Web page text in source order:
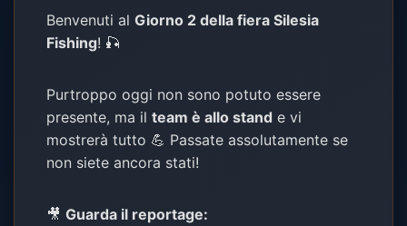
Benvenuti alGiorno 2 della fiera Silesia
Fishing! 🎣
Purtroppo oggi non sono potuto essere
presente, ma ilteam è allo stand e vi
mostrerà tutto 💪 Passate assolutamente se
non siete ancora stati!
🎥Guarda il reportage: